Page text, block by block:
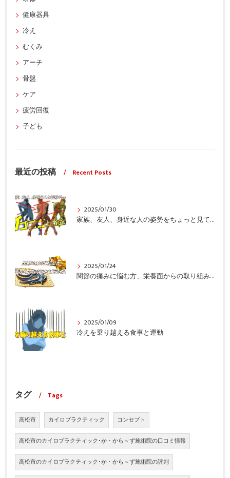
健康器具
冷え
むくみ
アーチ
骨盤
ケア
疲労回復
子ども
最近の投稿 Recent Posts
2025/01/30
家族、友人、身近な人の姿勢をちょっと見てみませんか？
2025/01/24
関節の痛みに悩む方、栄養面からの取り組みも重要ですよ！
2025/01/09
冷えを乗り越える食事と運動
タグ Tags
高松市 カイロプラクティック コンセプト
高松市のカイロプラクティック･か・から～ず施術院の口コミ情報
高松市のカイロプラクティック･か・から～ず施術院の評判